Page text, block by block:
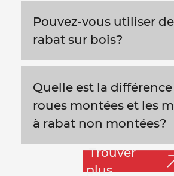
Pouvez-vous utiliser
rabat sur bois?
Quelle est la
roues montées et les
à rabat non montées?
Trouver
plus